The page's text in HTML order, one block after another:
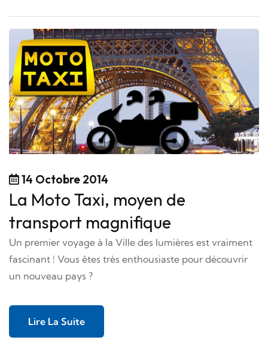
14 Octobre 2014
La Moto Taxi, moyen de
transport magnifique
Un premier voyage à la Ville des lumières est vraiment
fascinant ! Vous êtes très enthousiaste pour découvrir
un nouveau pays ?
Lire La Suite